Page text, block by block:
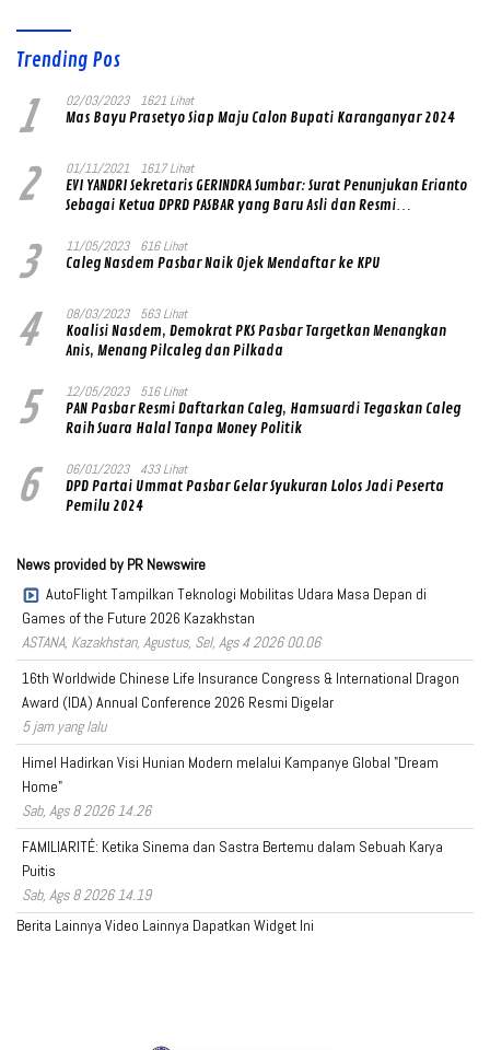
Trending Pos
1 02/03/2023 1621 Lihat
Mas Bayu Prasetyo Siap Maju Calon Bupati Karanganyar 2024
2 01/11/2021 1617 Lihat
EVI YANDRI Sekretaris GERINDRA Sumbar: Surat Penunjukan Erianto
Sebagai Ketua DPRD PASBAR yang Baru Asli dan Resmi
3 11/05/2023 616 Lihat
Caleg Nasdem Pasbar Naik Ojek Mendaftar ke KPU
4 08/03/2023 563 Lihat
Koalisi Nasdem, Demokrat PKS Pasbar Targetkan Menangkan
Anis, Menang Pilcaleg dan Pilkada
5 12/05/2023 516 Lihat
PAN Pasbar Resmi Daftarkan Caleg, Hamsuardi Tegaskan Caleg
Raih Suara Halal Tanpa Money Politik
6 06/01/2023 433 Lihat
DPD Partai Ummat Pasbar Gelar Syukuran Lolos Jadi Peserta
Pemilu 2024
News provided by PR Newswire
AutoFlight Tampilkan Teknologi Mobilitas Udara Masa Depan di
Games of the Future 2026 Kazakhstan
ASTANA, Kazakhstan, Agustus, Sel, Ags 4 2026 00.06
16th Worldwide Chinese Life Insurance Congress & International Dragon
Award (IDA) Annual Conference 2026 Resmi Digelar
5 jam yang lalu
Himel Hadirkan Visi Hunian Modern melalui Kampanye Global "Dream
Home"
Sab, Ags 8 2026 14.26
FAMILIARITÉ: Ketika Sinema dan Sastra Bertemu dalam Sebuah Karya
Puitis
Sab, Ags 8 2026 14.19
Berita Lainnya Video Lainnya Dapatkan Widget Ini